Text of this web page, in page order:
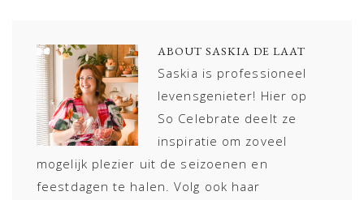
ABOUT SASKIA DE LAAT
Saskia is professioneel
levensgenieter! Hier op
So Celebrate deelt ze
inspiratie om zoveel
mogelijk plezier uit de seizoenen en
feestdagen te halen. Volg ook haar